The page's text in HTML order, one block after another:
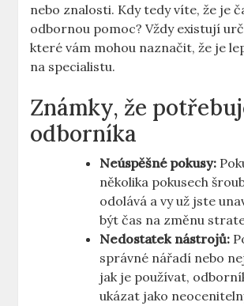
nebo znalosti. Kdy tedy víte, že je
odbornou pomoc? Vždy‌ existují
které ⁢vám mohou ​naznačit,​ že je
na specialistu.
Známky, že
odborníka
Neúspěšné pokusy:
několika pokusech
odolává a⁤ vy už ​jste
být čas​ na změnu
Nedostatek nástrojů:
správné ‌nářadí nebo
⁤jak je používat,
⁢ukázat jako